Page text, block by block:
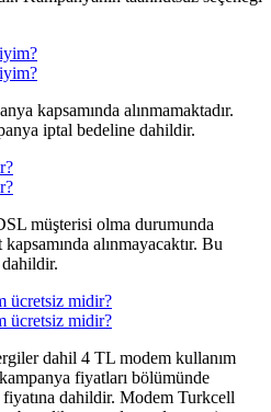
kapsamında alınmamaktadır.
iptal bedeline dahildir.
müşterisi olma durumunda
alınmayacaktır. Bu
ücretsiz midir?
ücretsiz midir?
dahil 4 TL modem kullanım
fiyatları bölümünde
dahildir. Modem Turkcell